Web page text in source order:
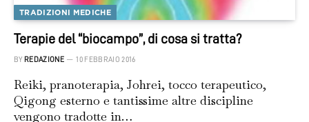
TRADIZIONI MEDICHE
Terapie del “biocampo”, di cosa si tratta?
BY REDAZIONE 10 FEBBRAIO 2016
Reiki, pranoterapia, Johrei, tocco terapeutico,
Qigong esterno e tantissime altre discipline
vengono tradotte in…